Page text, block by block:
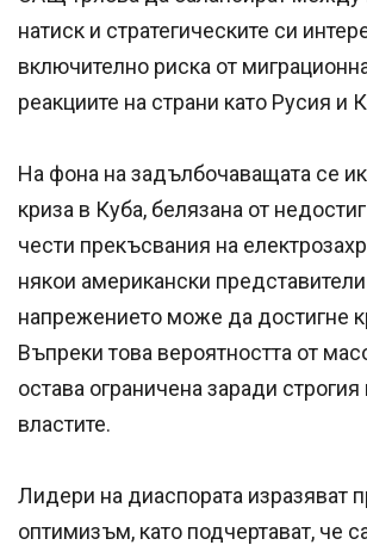
натиск и стратегическите си
включително риска от
реакциите на страни като Русия и
На фона на задълбочаващата се
криза в Куба, белязана от
чести прекъсвания на
някои американски
напрежението може да достигне
Въпреки това вероятността от
остава ограничена заради строгия
властите.
Лидери на диаспората изразяват
оптимизъм, като подчертават, че